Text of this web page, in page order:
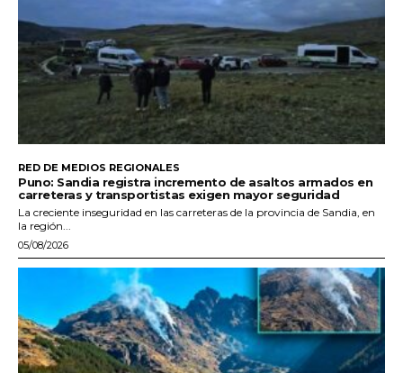
RED DE MEDIOS REGIONALES
Puno: Sandia registra incremento de asaltos armados en
carreteras y transportistas exigen mayor seguridad
La creciente inseguridad en las carreteras de la provincia de Sandia, en
la región...
05/08/2026